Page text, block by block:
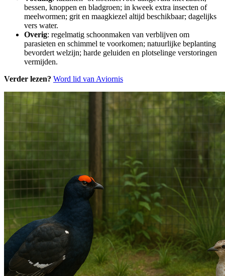
bessen, knoppen en bladgroen; in kweek extra insecten of
meelwormen; grit en maagkiezel altijd beschikbaar; dagelijks
vers water.
Overig: regelmatig schoonmaken van verblijven om
parasieten en schimmel te voorkomen; natuurlijke beplanting
bevordert welzijn; harde geluiden en plotselinge verstoringen
vermijden.
Verder lezen? Word lid van Aviornis